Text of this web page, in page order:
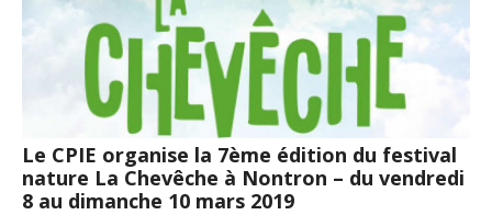
Le CPIE organise la 7ème édition du festival
nature La Chevêche à Nontron – du vendredi
8 au dimanche 10 mars 2019